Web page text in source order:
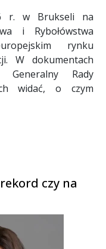
r. w Brukseli na
i Rybołówstwa
rynku
W dokumentach
Generalny Rady
widać, o czym
czy na